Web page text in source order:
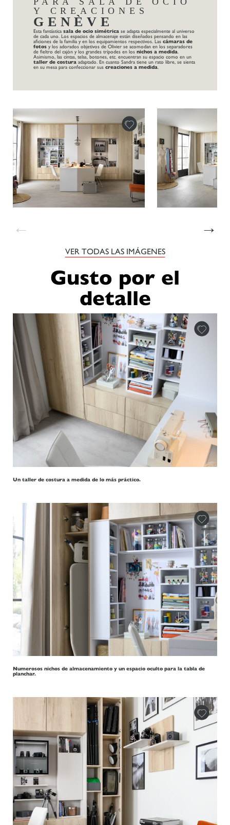
Y CREACIONES
GENÈVE
Esta fantástica sala de ocio simétrica se adapta especialmente al universo
de cada uno. Los espacios de almacenaje están diseñados pensando en las
aficiones de la familia y en los equipamientos respectivos. Las cámaras de
fotos y los adorados objetivos de Olivier se acomodan en los separadores
de fieltro del cajón y los grandes trípodes en los nichos a medida
Asimismo, las cintas, telas, botones, etc. encuentran su espacio como en un
taller de costura adaptado. En cuanto Sandra tiene un rato libre, se sienta
en su mesa para confeccionar sus creaciones a medida
← →
VER TODAS LAS IMÁGENES
Gusto por el
detalle
Un taller de costura a medida de lo más práctico.
Numerosos nichos de almacenamiento y un espacio oculto para la tabla de
planchar.